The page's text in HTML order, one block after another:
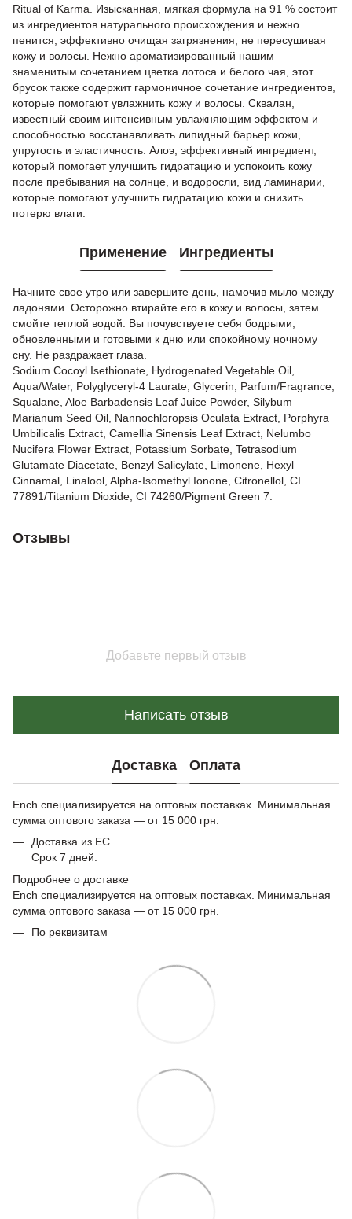
Ritual of Karma. Изысканная, мягкая формула на 91 % состоит
из ингредиентов натурального происхождения и нежно
пенится, эффективно очищая загрязнения, не пересушивая
кожу и волосы. Нежно ароматизированный нашим
знаменитым сочетанием цветка лотоса и белого чая, этот
брусок также содержит гармоничное сочетание ингредиентов,
которые помогают увлажнить кожу и волосы. Сквалан,
известный своим интенсивным увлажняющим эффектом и
способностью восстанавливать липидный барьер кожи,
упругость и эластичность. Алоэ, эффективный ингредиент,
который помогает улучшить гидратацию и успокоить кожу
после пребывания на солнце, и водоросли, вид ламинарии,
которые помогают улучшить гидратацию кожи и снизить
потерю влаги.
Применение Ингредиенты
Начните свое утро или завершите день, намочив мыло между
ладонями. Осторожно втирайте его в кожу и волосы, затем
смойте теплой водой. Вы почувствуете себя бодрыми,
обновленными и готовыми к дню или спокойному ночному
сну. Не раздражает глаза.
Sodium Cocoyl Isethionate, Hydrogenated Vegetable Oil,
Aqua/Water, Polyglyceryl-4 Laurate, Glycerin, Parfum/Fragrance,
Squalane, Aloe Barbadensis Leaf Juice Powder, Silybum
Marianum Seed Oil, Nannochloropsis Oculata Extract, Porphyra
Umbilicalis Extract, Camellia Sinensis Leaf Extract, Nelumbo
Nucifera Flower Extract, Potassium Sorbate, Tetrasodium
Glutamate Diacetate, Benzyl Salicylate, Limonene, Hexyl
Cinnamal, Linalool, Alpha-Isomethyl Ionone, Citronellol, CI
77891/Titanium Dioxide, CI 74260/Pigment Green 7.
Отзывы
Добавьте первый отзыв
Написать отзыв
Доставка Оплата
Ench специализируется на оптовых поставках. Минимальная
сумма оптового заказа — от 15 000 грн.
Доставка из ЕС
Срок 7 дней.
Подробнее о доставке
Ench специализируется на оптовых поставках. Минимальная
сумма оптового заказа — от 15 000 грн.
По реквизитам